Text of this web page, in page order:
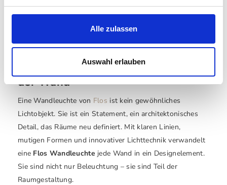
Alle zulassen
Auswahl erlauben
Variantenauswählen Varianten
der Wand
Eine Wandleuchte von Flos ist kein gewöhnliches
Lichtobjekt. Sie ist ein Statement, ein architektonisches
Detail, das Räume neu definiert. Mit klaren Linien,
mutigen Formen und innovativer Lichttechnik verwandelt
eine Flos Wandleuchte jede Wand in ein Designelement.
Sie sind nicht nur Beleuchtung – sie sind Teil der
Raumgestaltung.